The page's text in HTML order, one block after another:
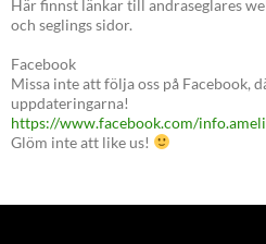
Här finnst länkar till andraseglares
och seglings sidor.
Facebook
Missa inte att följa oss på Facebook,
uppdateringarna!
https://www.facebook.com/
Glöm inte att like us!